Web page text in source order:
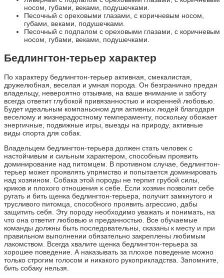
носом, губами, веками, подушечками.
Песочный с ореховыми глазами, с коричневым носом,
губами, веками, подушечками.
Песочный с подпалом с ореховыми глазами, с коричневым
носом, губами, веками, подушечками.
Бедлингтон-терьер характер
По характеру бедлингтон-терьер активная, смекалистая,
дружелюбная, веселая и умная порода. Он безгранично предан
владельцу, невероятно отзывчив, на ваше внимание и заботу
всегда ответит глубокой привязанностью и искренней любовью.
Будет идеальным компаньоном для активных людей благодаря
веселому и жизнерадостному темпераменту, поскольку обожает
энергичные, подвижные игры, выезды на природу, активные
виды спорта для собак.
Владельцем бедлингтон-терьера должен стать человек с
настойчивым и сильным характером, способным проявить
доминирование над питомцем. В противном случае, бедлингтон-
терьер может проявлять упрямство и попытается доминировать
над хозяином. Собака этой породы не терпит грубой силы,
криков и плохого отношения к себе. Если хозяин позволит себе
ругать и бить щенка бедлингтон-терьера, получит замкнутого и
трусливого питомца, способного проявить агрессию, дабы
защитить себя. Эту породу необходимо уважать и понимать, на
что она ответит любовью и преданностью. Все обучаемые
команды должны быть последовательны, сказаны к месту и при
правильном выполнении обязательно закреплены любимым
лакомством. Всегда хвалите щенка бедлингтон-терьера за
хорошее поведение. А наказывать за плохое поведение можно
только строгим голосом и никакого рукоприкладства. Запомните,
бить собаку нельзя.